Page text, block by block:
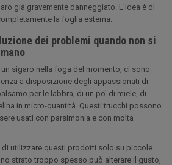
già gravemente danneggiato. L'idea è di
la foglia esterna.
dei problemi quando non si
sigaro nella foga del momento, ci sono
a disposizione degli appassionati di
per le labbra, di un po' di miele, di
in micro-quantità. Questi trucchi possono
usati con parsimonia e con molta
utilizzare questi prodotti solo su piccole
strato troppo spesso può alterare il gusto,